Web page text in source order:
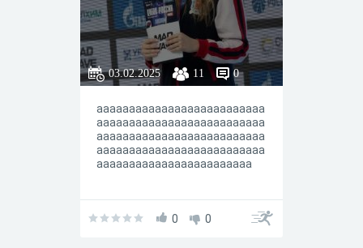
03.02.2025 11 0
аааааааааааааааааааааааааа
аааааааааааааааааааааааааа
аааааааааааааааааааааааааа
аааааааааааааааааааааааааа
аааааааааааааааааааааааа
0 0